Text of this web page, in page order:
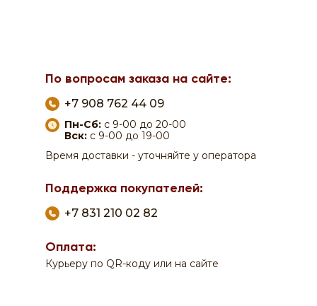
+7 908 762 44 09
+7 831 210 02 82
Пн-Сб: с 9-00 до 20-00
Вск: с 9-00 до 19-00
Время доставки - уточняйте у оператора
Курьеру по QR-коду или на сайте
По вопросам заказа на сайте:
Оплата:
Поддержка покупателей: